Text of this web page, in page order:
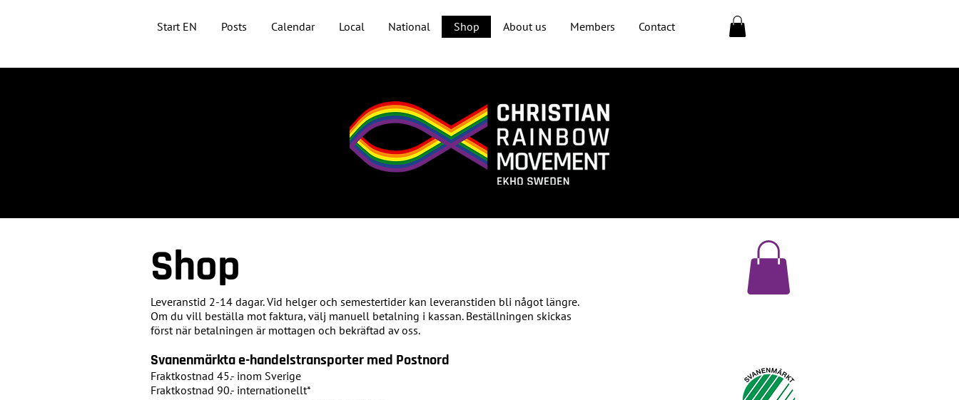
Start EN Posts Calendar Local National Shop About us Members Contact
Shop
Leveranstid 2-14 dagar. Vid helger och semestertider kan leveranstiden bli något längre.
Om du vill beställa mot faktura, välj manuell betalning i kassan. Beställningen skickas
först när betalningen är mottagen och bekräftad av oss.
Svanenmärkta e-handelstransporter med Postnord
Fraktkostnad 45.- inom Sverige
Fraktkostnad 90.- internationellt*